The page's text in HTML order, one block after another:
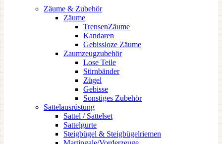
Zäume & Zubehör
Zäume
TrensenZäume
Kandaren
Gebissloze Zäume
Zaumzeugzubehör
Lose Teile
Stirnbänder
Zügel
Gebisse
Sonstiges Zubehör
Sattelausrüstung
Sattel / Sattelset
Sattelgurte
Steigbügel & Steigbügelriemen